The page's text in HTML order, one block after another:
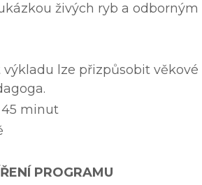
živých ryb a odborným
výkladu lze přizpůsobit
45 minut
PROGRAMU